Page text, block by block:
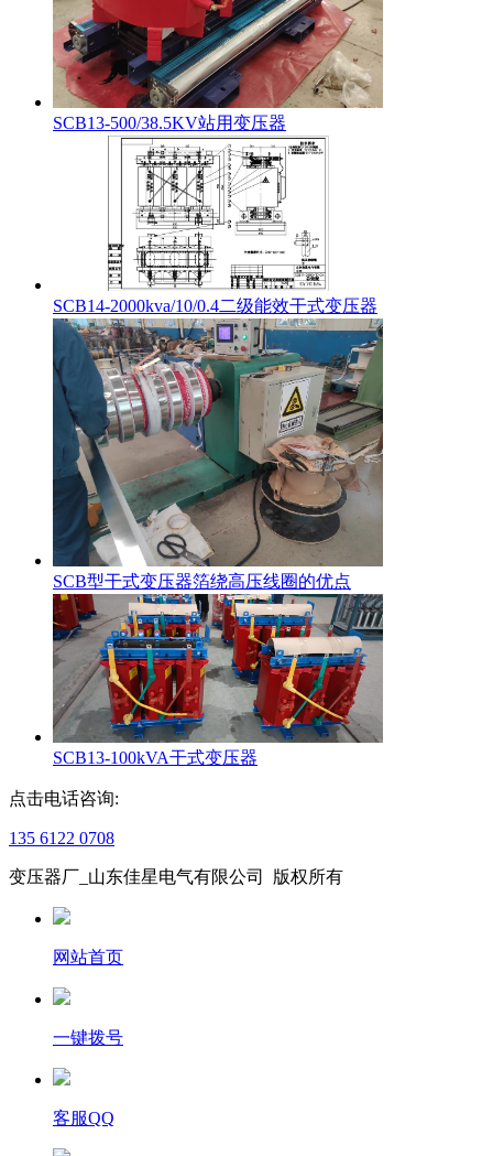
SCB13-500/38.5KV站用变压器
SCB14-2000kva/10/0.4二级能效干式变压器
SCB型干式变压器箔绕高压线圈的优点
SCB13-100kVA干式变压器
点击电话咨询:
135 6122 0708
变压器厂_山东佳星电气有限公司 版权所有
网站首页
一键拨号
客服QQ